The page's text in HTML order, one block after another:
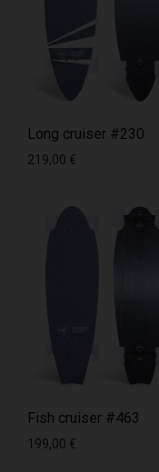
Long cruiser #230
219,00 €
Fish cruiser #463
199,00 €